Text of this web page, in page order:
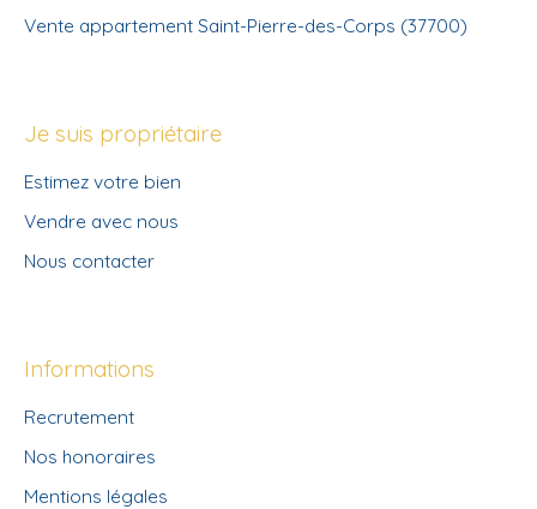
Vente appartement Saint-Pierre-des-Corps (37700)
Je suis propriétaire
Estimez votre bien
Vendre avec nous
Nous contacter
Informations
Recrutement
Nos honoraires
Mentions légales